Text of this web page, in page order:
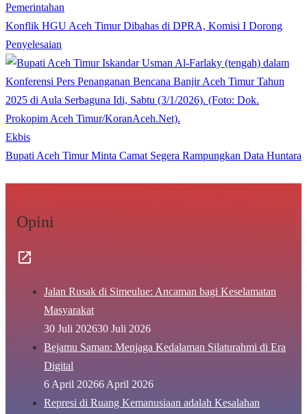
Pemerintahan
Konflik HGU Aceh Timur Dibahas di DPRA, Komisi I Dorong
Penyelesaian
Ekbis
Bupati Aceh Timur Minta Camat Segera Rampungkan Data Huntara
Opini
Jalan Rusak di Simeulue: Ancaman bagi Keselamatan
Masyarakat
30 Juli 202630 Juli 2026
Bejamu Saman: Menjaga Kedalaman Silaturahmi di Era
Digital
6 April 20266 April 2026
Represi di Ruang Kemanusiaan adalah Kesalahan